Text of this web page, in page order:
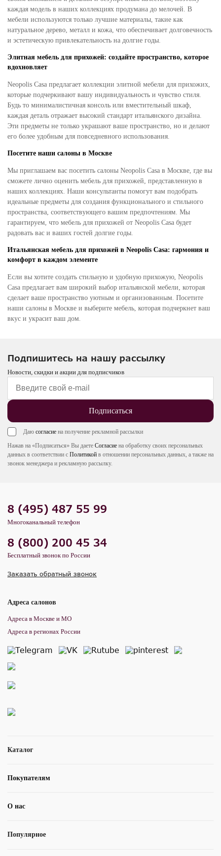
каждая модель в наших коллекциях продумана до мелочей. В
мебели используются только лучшие материалы, такие как
натуральное дерево, металл и кожа, что обеспечивает долговечность
и эстетическую привлекательность на долгие годы.
Элитная мебель для прихожей: создайте пространство, которое
вдохновляет
Neopolis Casa предлагает коллекции элитной мебели для прихожих,
которые подчеркивают вашу индивидуальность и чувство стиля.
Будь то минималистичная консоль или вместительный шкаф,
каждая деталь отражает высокий стандарт итальянского дизайна.
Эти предметы не только украшают ваше пространство, но и делают
его более удобным для повседневного использования.
Посетите наши салоны в Москве
Мы приглашаем вас посетить салоны Neopolis Casa в Москве, где вы
сможете лично оценить мебель для прихожей, представленную в
наших коллекциях. Наши консультанты помогут вам подобрать
идеальные предметы для создания функционального и стильного
пространства, соответствующего вашим предпочтениям. Мы
гарантируем, что мебель для прихожей от Neopolis Casa будет
радовать вас и ваших гостей долгие годы.
Итальянская мебель для прихожей в Neopolis Casa: гармония и
комфорт в каждом элементе
Если вы хотите создать стильную и удобную прихожую, Neopolis
Casa предлагает вам широкий выбор итальянской мебели, которая
сделает ваше пространство уютным и организованным. Посетите
наши салоны в Москве и выберите мебель, которая подчеркнет ваш
вкус и украсит ваш дом.
Подпишитесь на нашу рассылку
Новости, скидки и акции для подписчиков
Подписаться
Даю согласие на получение рекламной рассылки
Нажав на «Подписаться» Вы даете Согласие на обработку своих персональных
данных в соответствии с Политикой в отношении персональных данных, а также на
звонок менеджера и рекламную рассылку.
Каталог
Покупателям
О нас
Популярное
8 (495) 487 55 99
Многоканальный телефон
8 (800) 200 45 34
Бесплатный звонок по России
Заказать обратный звонок
Адреса салонов
Адреса в Москве и МО
Адреса в регионах России